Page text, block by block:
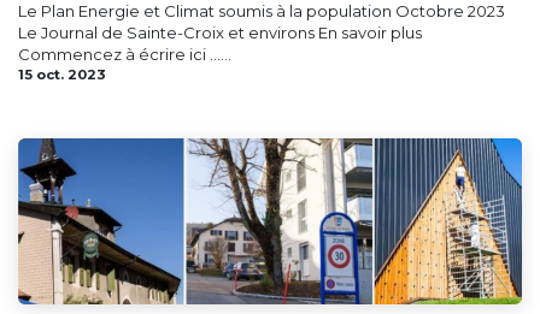
Le Plan Energie et Climat soumis à la population Octobre 2023
Le Journal de Sainte-Croix et environs En savoir plus
Commencez à écrire ici ......
15 oct. 2023